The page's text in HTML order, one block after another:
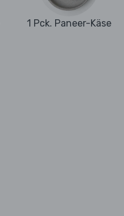
1 Pck. Paneer-Käse